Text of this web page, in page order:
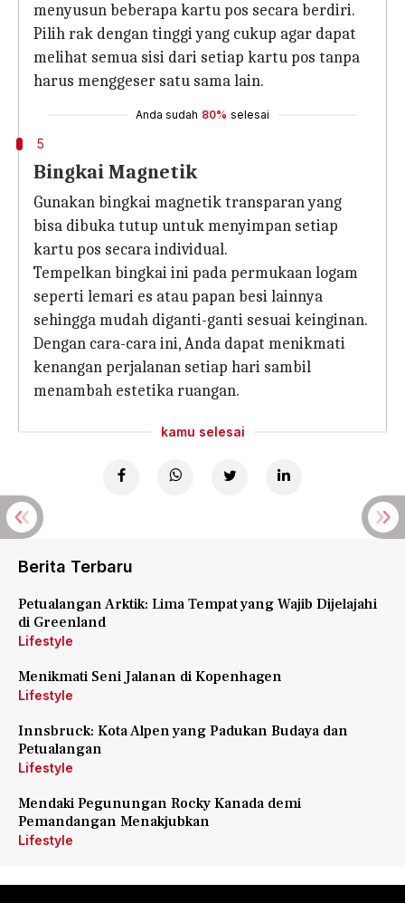
menyusun beberapa kartu pos secara berdiri.
Pilih rak dengan tinggi yang cukup agar dapat
melihat semua sisi dari setiap kartu pos tanpa
harus menggeser satu sama lain.
Anda sudah 80% selesai
5
Bingkai Magnetik
Gunakan bingkai magnetik transparan yang
bisa dibuka tutup untuk menyimpan setiap
kartu pos secara individual.
Tempelkan bingkai ini pada permukaan logam
seperti lemari es atau papan besi lainnya
sehingga mudah diganti-ganti sesuai keinginan.
Dengan cara-cara ini, Anda dapat menikmati
kenangan perjalanan setiap hari sambil
menambah estetika ruangan.
kamu selesai
Berita Terbaru
Petualangan Arktik: Lima Tempat yang Wajib Dijelajahi
di Greenland
Lifestyle
Menikmati Seni Jalanan di Kopenhagen
Lifestyle
Innsbruck: Kota Alpen yang Padukan Budaya dan
Petualangan
Lifestyle
Mendaki Pegunungan Rocky Kanada demi
Pemandangan Menakjubkan
Lifestyle